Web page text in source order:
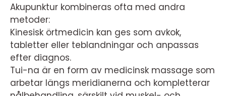
Akupunktur kombineras ofta med andra
metoder:
Kinesisk örtmedicin kan ges som avkok,
tabletter eller teblandningar och anpassas
efter diagnos.
Tui-na är en form av medicinsk massage som
arbetar längs meridianerna och kompletterar